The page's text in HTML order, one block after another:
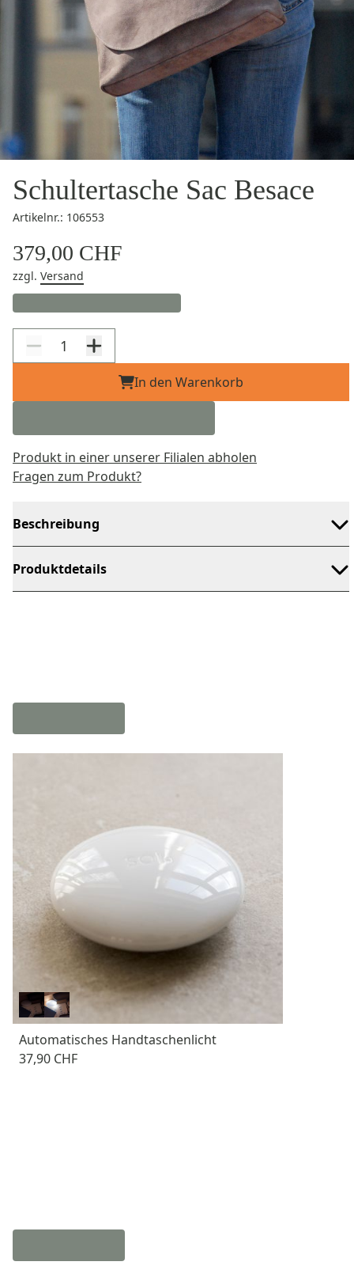
Schultertasche Sac Besace
Artikelnr.: 106553
379,00 CHF
zzgl. Versand
In den Warenkorb
Produkt in einer unserer Filialen abholen
Fragen zum Produkt?
Beschreibung
Produktdetails
Automatisches Handtaschenlicht
37,90 CHF